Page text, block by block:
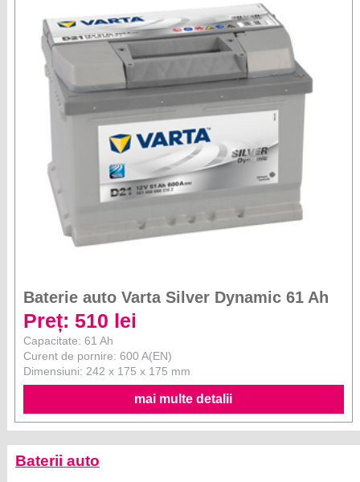
Baterie auto Varta Silver Dynamic 61 Ah
Preț: 510 lei
Capacitate: 61 Ah
Curent de pornire: 600 A(EN)
Dimensiuni: 242 x 175 x 175 mm
mai multe detalii
Baterii auto